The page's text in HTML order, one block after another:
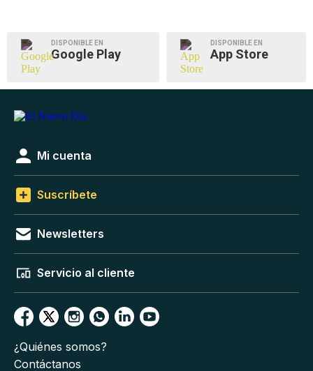
DISPONIBLE EN
Google Play
DISPONIBLE EN
App Store
Mi cuenta
Suscríbete
Newsletters
Servicio al cliente
¿Quiénes somos?
Contáctanos